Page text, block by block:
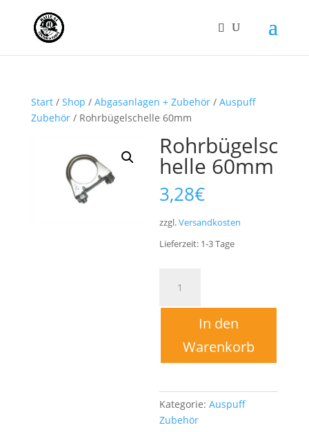
Start/ Shop / Abgasanlagen + Zubehör/ Auspuff
Zubehör/ Rohrbügelschelle 60mm
Rohrbügelsc
helle 60mm
3,28€
zzgl.Versandkosten
Lieferzeit: 1-3Tage
60mm
Menge
In den
Warenkorb
Kategorie:Auspuff
Zubehör